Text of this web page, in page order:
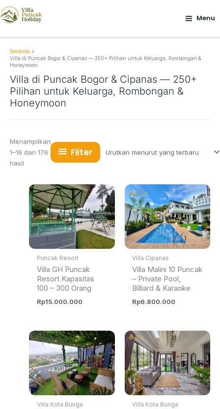
Lewati
ke
Menu
Beranda
Villa di Puncak Bogor & Cipanas — 250+ Pilihan untuk Keluarga, Rombongan &
Honeymoon
Villa di Puncak Bogor & Cipanas — 250+
Pilihan untuk Keluarga, Rombongan &
Honeymoon
Menampilkan
1–16 dari 176
hasil Diurutkan
yang
terbaru
Filter
Puncak Resort
Villa GH Puncak
Resort Kapasitas
100 – 300 Orang
Rp15.000.000
Villa Cipanas
Villa Malini 10 Puncak
– Private Pool,
Billiard & Karaoke
Rp6.800.000
Villa Kota Bunga Villa Kota Bunga